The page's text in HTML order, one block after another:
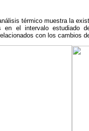
térmico muestra la
en el intervalo estudiado
con los cambios